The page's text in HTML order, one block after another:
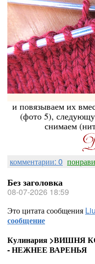
и повязываем их
(фото 5),
снимаем
комментарии: 0
Без заголовка
08-07-2026 18:59
Это цитата сообщения
сообщение
Кулинария >ВИШНЯ
- НЕЖНЕЕ ВАРЕНЬЯ